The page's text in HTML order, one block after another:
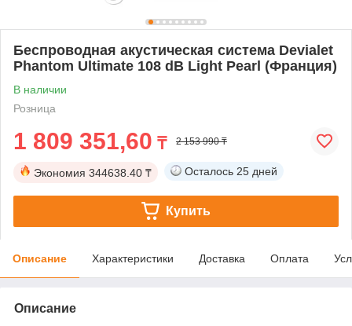
Беспроводная акустическая система Devialet
Phantom Ultimate 108 dB Light Pearl (Франция)
В наличии
Розница
1 809 351,60 ₸ 2 153 990 ₸
Экономия 344638.40 ₸ Осталось 25 дней
Купить
Описание Характеристики Доставка Оплата
Описание